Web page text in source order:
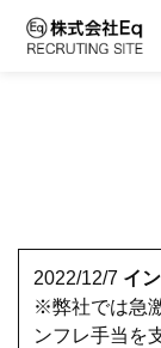
2022/12/7 イ
※弊社では急
ンフレ手当を